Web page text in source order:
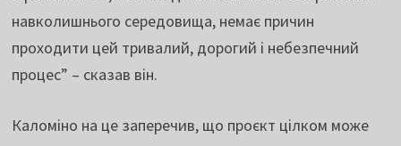
навколишнього середовища, немає причин
проходити цей тривалий, дорогий і небезпечний
процес” – сказав він.
Каломіно на це заперечив, що проєкт цілком може